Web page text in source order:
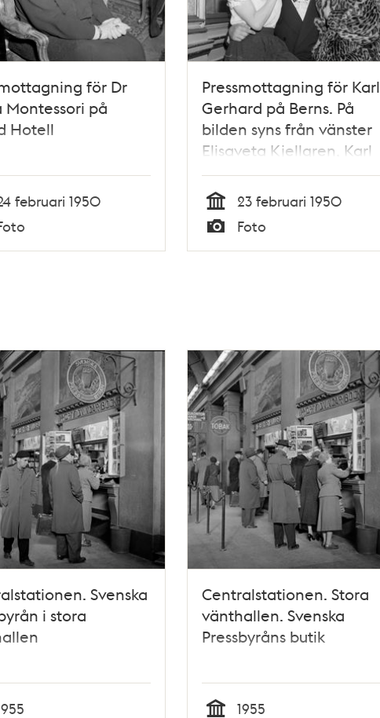
för Dr
Montessori på
Hotell
februari 1950
Pressmottagning för Karl
Gerhard på Berns. På
bilden syns från vänster
Elisaveta Kjellgren, Karl
Gerhard och Katie
Rolfsen.
Tid
23 februari 1950
Typ
Foto
Svenska
i stora
Centralstationen. Stora
vänthallen. Svenska
Pressbyråns butik
1955